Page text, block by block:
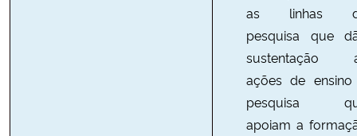
as linhas
pesquisa que
sustentação
ações de
pesquisa
apoiam a